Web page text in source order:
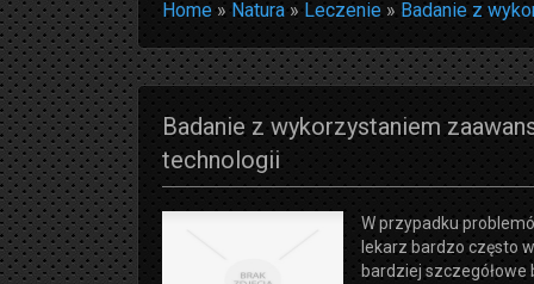
Home»Natura» Leczenie» Badanie z
Badanie z wykorzystaniem
technologii
W przypadku
lekarz bardzo często
bardziej szczegółowe